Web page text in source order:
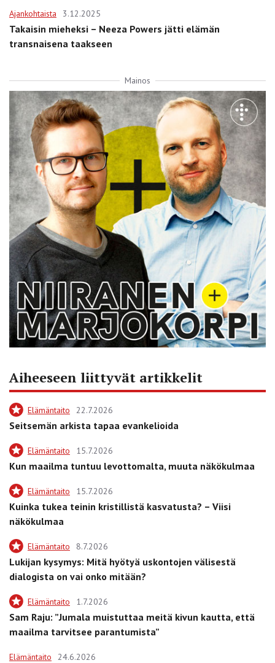
Ajankohtaista 3.12.2025
Takaisin mieheksi – Neeza Powers jätti elämän
transnaisena taakseen
Mainos
Aiheeseen liittyvät artikkelit
Elämäntaito 22.7.2026
Seitsemän arkista tapaa evankelioida
Elämäntaito 15.7.2026
Kun maailma tuntuu levottomalta, muuta näkökulmaa
Elämäntaito 15.7.2026
Kuinka tukea teinin kristillistä kasvatusta? – Viisi
näkökulmaa
Elämäntaito 8.7.2026
Lukijan kysymys: Mitä hyötyä uskontojen välisestä
dialogista on vai onko mitään?
Elämäntaito 1.7.2026
Sam Raju: ”Jumala muistuttaa meitä kivun kautta, että
maailma tarvitsee parantumista”
Elämäntaito 24.6.2026